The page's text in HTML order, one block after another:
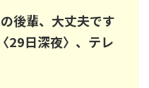
後輩、大丈夫です
29日深夜〉、テレ